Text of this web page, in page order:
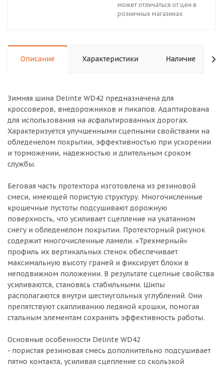
может отличаться от цен в
розничных магазинах
Описание Характеристики Наличие
Зимняя шина Delinte WD42 предназначена для
кроссоверов, внедорожников и пикапов. Адаптирована
для использования на асфальтированных дорогах.
Характеризуется улучшенными сцепными свойствами на
обледенелом покрытии, эффективностью при ускорении
и торможении, надежностью и длительным сроком
службы.
Беговая часть протектора изготовлена из резиновой
смеси, имеющей пористую структуру. Многочисленные
крошечные пустоты подсушивают дорожную
поверхность, что усиливает сцепление на укатанном
снегу и обледенелом покрытии. Протекторный рисунок
содержит многочисленные ламели. «Трехмерный»
профиль их вертикальных стенок обеспечивает
максимальную высоту граней и фиксирует блоки в
неподвижном положении. В результате сцепные свойства
усиливаются, становясь стабильными. Шипы
располагаются внутри шестиугольных углублений. Они
препятствуют скапливанию ледяной крошки, помогая
стальным элементам сохранять эффективность работы.
Основные особенности Delinte WD42
- пористая резиновая смесь дополнительно подсушивает
пятно контакта, усиливая сцепление со скользкой